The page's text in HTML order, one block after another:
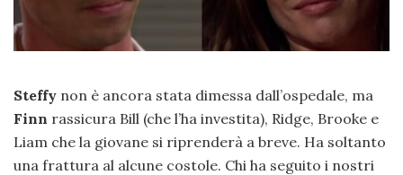
Steffy non è ancora stata dimessa dall’ospedale, ma
Finn rassicura Bill (che l’ha investita), Ridge, Brooke e
Liam che la giovane si riprenderà a breve. Ha soltanto
una frattura al alcune costole. Chi ha seguito i nostri